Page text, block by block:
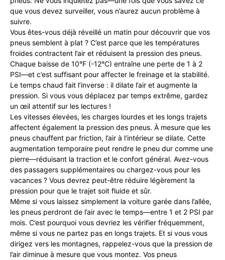
que vous devez surveiller, vous n’aurez aucun problème à
suivre.
Vous êtes-vous déjà réveillé un matin pour découvrir que vos
pneus semblent à plat ? C’est parce que les températures
froides contractent l’air et réduisent la pression des pneus.
Chaque baisse de 10°F (-12°C) entraîne une perte de 1 à 2
PSI—et c’est suffisant pour affecter le freinage et la stabilité.
Le temps chaud fait l’inverse : il dilate l’air et augmente la
pression. Si vous vous déplacez par temps extrême, gardez
un œil attentif sur les lectures !
Les vitesses élevées, les charges lourdes et les longs trajets
affectent également la pression des pneus. À mesure que les
pneus chauffent par friction, l’air à l’intérieur se dilate. Cette
augmentation temporaire peut rendre le pneu dur comme une
pierre—réduisant la traction et le confort général. Avez-vous
des passagers supplémentaires ou chargez-vous pour les
vacances ? Vous devrez peut-être réduire légèrement la
pression pour que le trajet soit fluide et sûr.
Même si vous laissez simplement la voiture garée dans l’allée,
les pneus perdront de l’air avec le temps—entre 1 et 2 PSI par
mois. C’est pourquoi vous devriez les vérifier fréquemment,
même si vous ne partez pas en longs trajets. Et si vous vous
dirigez vers les montagnes, rappelez-vous que la pression de
l’air diminue à mesure que vous montez. Vos pneus